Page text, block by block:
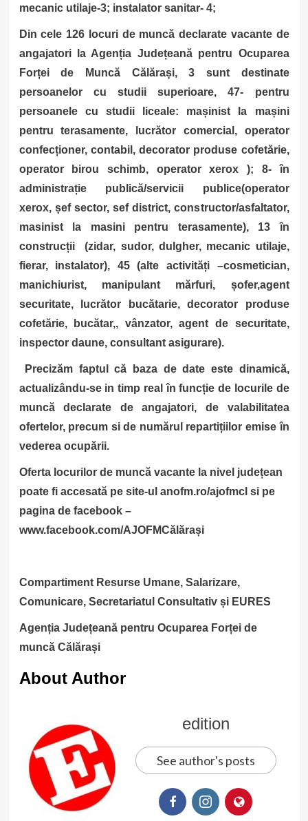
mecanic utilaje-3; instalator sanitar- 4;
Din cele 126 locuri de muncă declarate vacante de
angajatori la Agenția Județeană pentru Ocuparea
Forței de Muncă Călărași, 3 sunt destinate
persoanelor cu studii superioare, 47- pentru
persoanele cu studii liceale: mașinist la mașini
pentru terasamente, lucrător comercial, operator
confecționer, contabil, decorator produse cofetărie,
operator birou schimb, operator xerox ); 8- în
administrație publică/servicii publice(operator
xerox, șef sector, sef district, constructor/asfaltator,
masinist la masini pentru terasamente), 13 în
construcții
(zidar, sudor, dulgher, mecanic utilaje,
fierar, instalator), 45 (alte activități –cosmetician,
manichiurist, manipulant mărfuri, șofer,agent
securitate, lucrător bucătarie, decorator produse
cofetărie, bucătar,, vânzator, agent de securitate,
inspector daune, consultant asigurare).
Precizăm faptul că baza de date este dinamică,
actualizându-se in timp real în funcție de locurile de
muncă declarate de angajatori, de valabilitatea
ofertelor, precum si de numărul repartițiilor emise în
vederea ocupării.
Oferta locurilor de muncă vacante la nivel județean
poate fi accesată pe site-ul anofm.ro/ajofmcl si pe
pagina de facebook –
www.facebook.com/AJOFMCălărași
Compartiment Resurse Umane, Salarizare,
Comunicare, Secretariatul Consultativ și EURES
Agenția Județeană pentru Ocuparea Forței de
muncă Călărași
About Author
edition
See author's posts